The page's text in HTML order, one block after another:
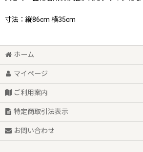
寸法：縦86cm 横35cm
ホーム
マイページ
ご利用案内
特定商取引法表示
お問い合わせ